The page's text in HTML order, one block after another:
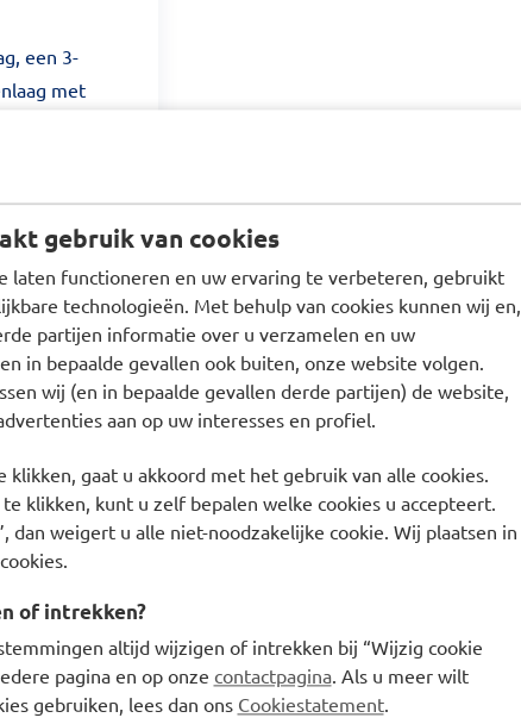
gebruik van cookies
laten functioneren en uw ervaring te verbeteren, gebruikt
technologieën. Met behulp van cookies kunnen wij en,
partijen informatie over u verzamelen en uw
in bepaalde gevallen ook buiten, onze website volgen.
wij (en in bepaalde gevallen derde partijen) de website,
aan op uw interesses en profiel.
klikken, gaat u akkoord met het gebruik van alle cookies.
klikken, kunt u zelf bepalen welke cookies u accepteert.
dan weigert u alle niet-noodzakelijke cookie. Wij plaatsen in
of intrekken?
altijd wijzigen of intrekken bij “Wijzig cookie
pagina en op onze contactpagina. Als u meer wilt
gebruiken, lees dan ons Cookiestatement.
een 3-
met
te
voor een
en
met